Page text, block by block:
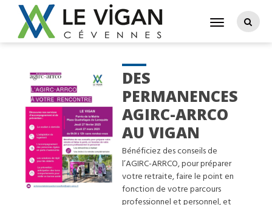
DES
PERMANENCES
AGIRC-ARRCO
AU VIGAN
Bénéficiez des conseils de
l’AGIRC-ARRCO, pour préparer
votre retraite, faire le point en
fonction de votre parcours
professionnel et personnel, et